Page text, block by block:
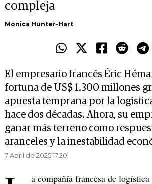
compleja
Monica Hunter-Hart
El empresario francés Éric
fortuna de US$ 1.300 millones
apuesta temprana por la
hace dos décadas. Ahora, su
ganar más terreno como
aranceles y la inestabilidad
7 Abril de 2025 17.20
a compañía francesa de logística